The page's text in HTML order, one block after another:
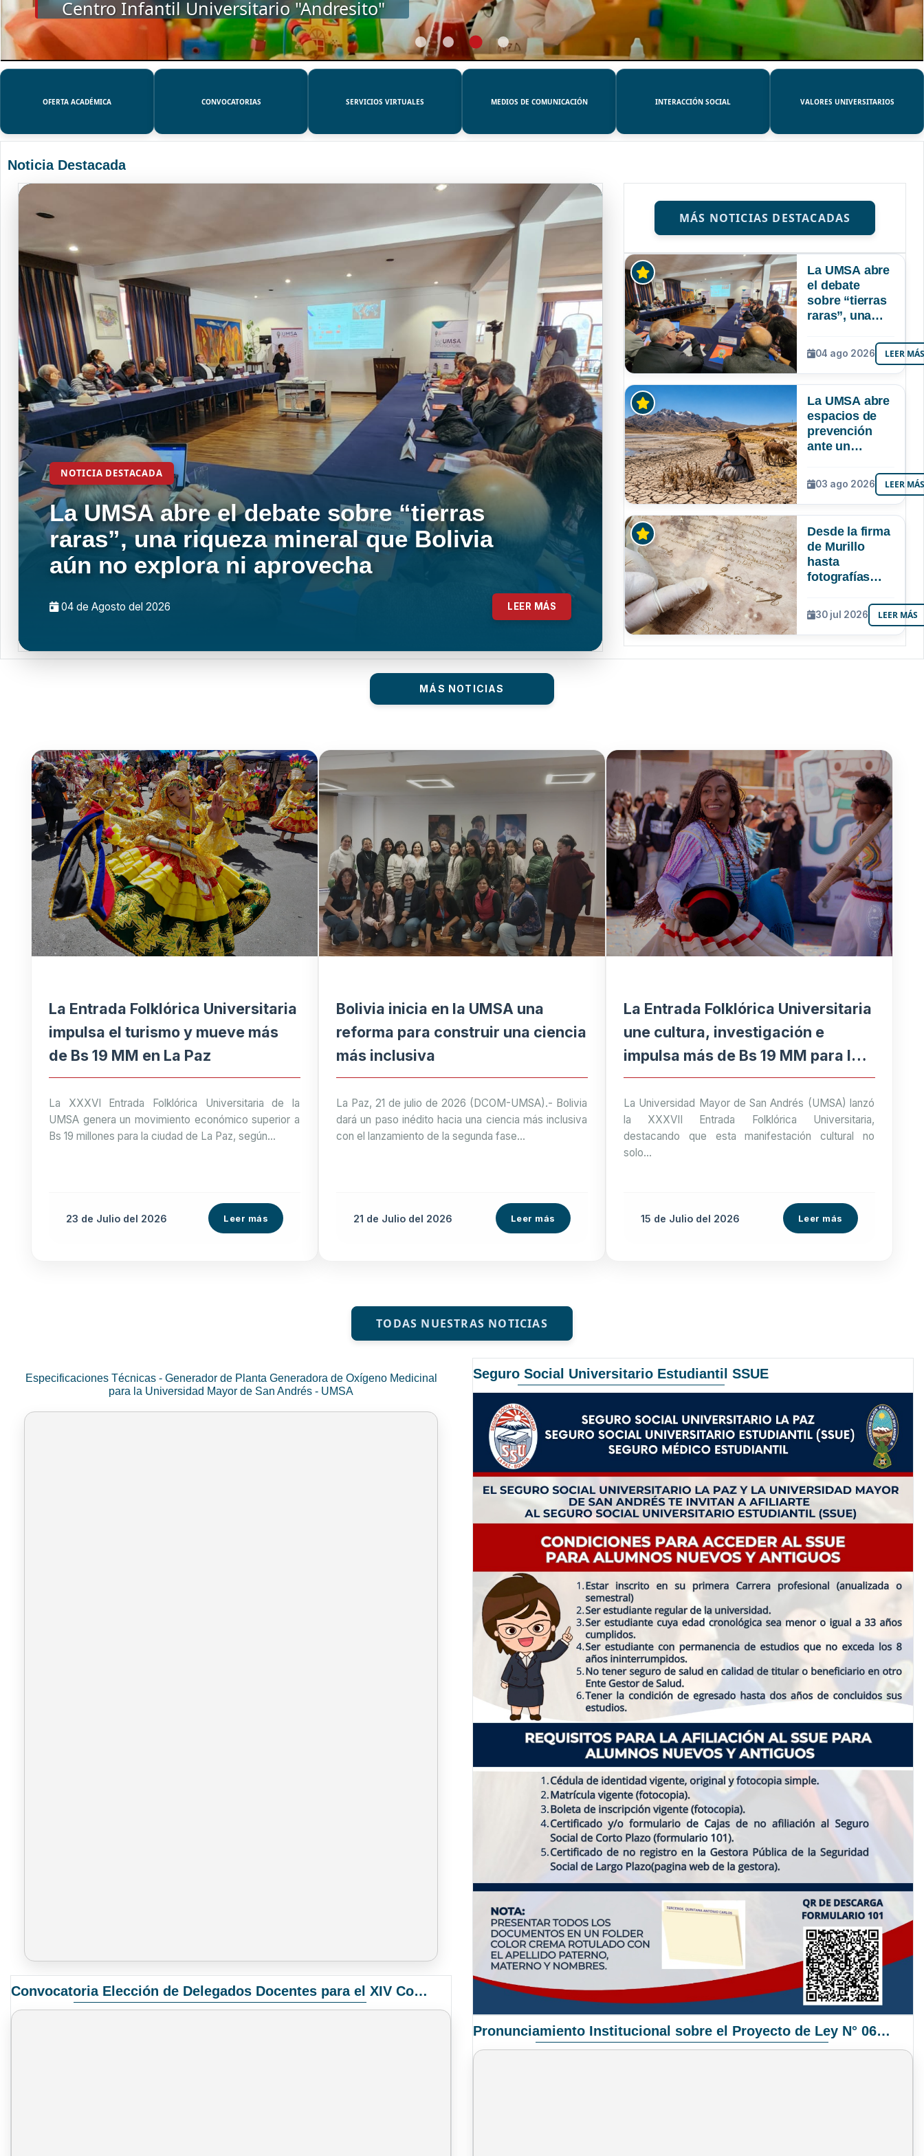
SSUE
OFERTA ACADÉMICA CONVOCATORIAS SERVICIOS VIRTUALES MEDIOS DE COMUNICACIÓN INTERACCIÓN SOCIAL VALORES UNIVERSITARIOS
Noticia Destacada
NOTICIA DESTACADA
La UMSA abre el debate sobre “tierras
raras”, una riqueza mineral que Bolivia
aún no explora ni aprovecha
04 de Agosto del 2026 LEER MÁS
MÁS NOTICIAS DESTACADAS
La UMSA abre
el debate
sobre “tierras
raras”, una
mineral que
Bolivia aún no
explora ni
04 ago 2026 LEER
La UMSA abre
espacios de
prevención
ante un
Niño que
podría superar
a los tres
Bolivia
03 ago 2026 LEER
Desde la firma
de Murillo
hasta
fotografías
UMSA
resguarda 6
joyas de la
30 jul 2026 LEER MÁS
MÁS NOTICIAS
La Entrada Folklórica Universitaria
impulsa el turismo y mueve más
de Bs 19 MM en La Paz
La XXXVI Entrada Folklórica Universitaria de la
UMSA genera un movimiento económico superior a
Bs 19 millones para la ciudad de La Paz, según...
23 de Julio del 2026 Leer más
Bolivia inicia en la UMSA una
reforma para construir una ciencia
más inclusiva
La Paz, 21 de julio de 2026 (DCOM-UMSA).- Bolivia
dará un paso inédito hacia una ciencia más inclusiva
con el lanzamiento de la segunda fase...
21 de Julio del 2026 Leer más
La Entrada Folklórica Universitaria
une cultura, investigación e
impulsa más de Bs 19 MM para la
economía paceña
La Universidad Mayor de San Andrés (UMSA) lanzó
la XXXVII Entrada Folklórica Universitaria,
destacando que esta manifestación cultural no
solo...
15 de Juliodel 2026 Leer más
TODAS NUESTRAS NOTICIAS
Especificaciones Técnicas - Generador de Planta Generadora de Oxígeno Medicinal
para la Universidad Mayor de San Andrés - UMSA
Convocatoria Elección de Delegados Docentes para el XIV Congreso Nacional de Universidades
Seguro Social Universitario Estudiantil SSUE
Pronunciamiento Institucional sobre el Proyecto de Ley N° 068/2025-2026 C.S.